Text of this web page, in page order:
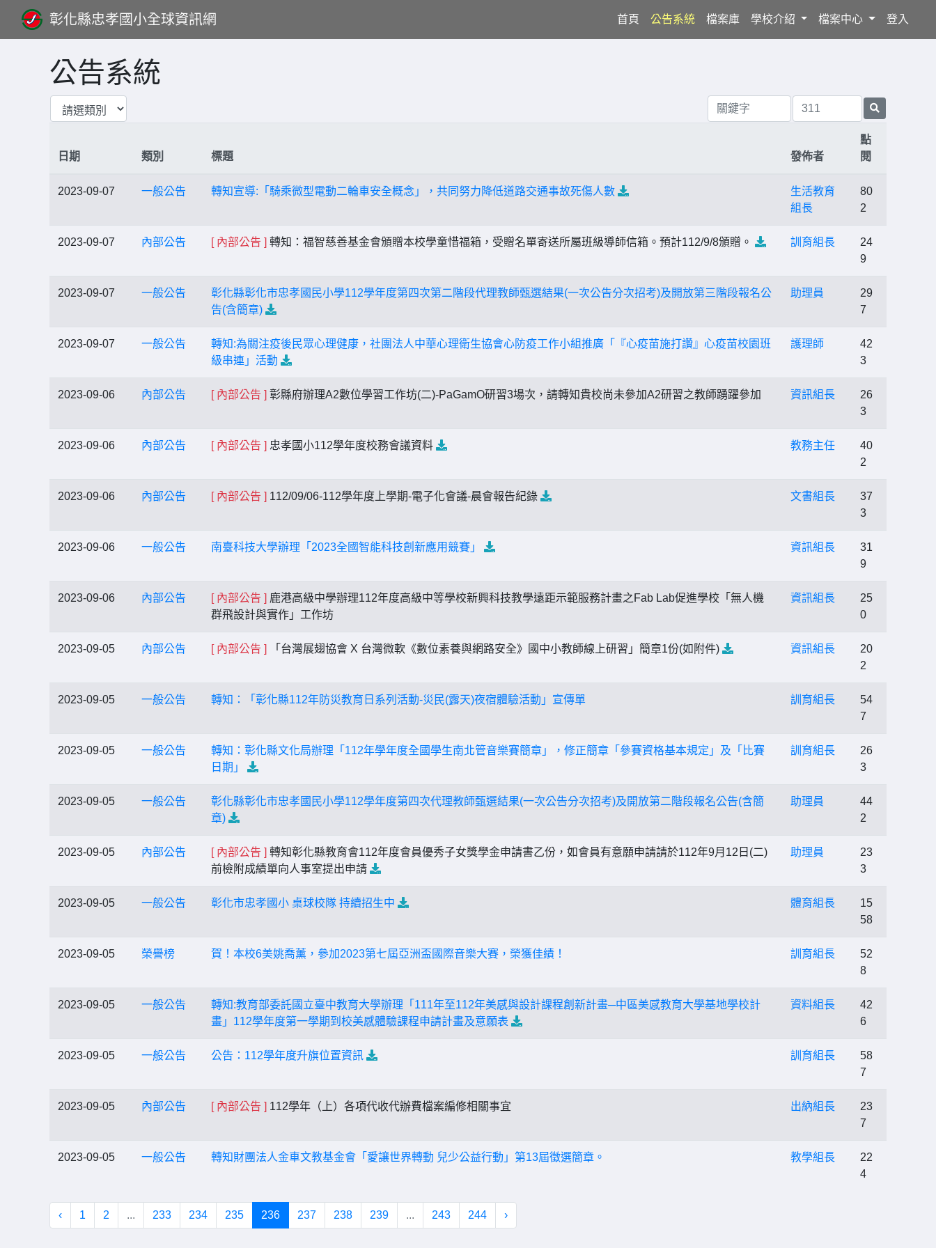
彰化縣忠孝國小全球資訊網 首頁(current)
公告系統 檔案庫 學校介紹 檔案中心 登入
公告系統
日期 類別 標題 發佈者
點
閱
2023-09-07 一般公告 轉知宣導:「騎乘微型電動二輪車安全概念」，共同努力降低道路交通事故死傷人數
生活教育
組長
80
2
2023-09-07 內部公告 [ 內部公告 ] 轉知：福智慈善基金會頒贈本校學童惜福箱，受贈名單寄送所屬班級導師信箱。預計112/9/8頒贈。 訓育組長
24
9
2023-09-07 一般公告
彰化縣彰化市忠孝國民小學112學年度第四次第二階段代理教師甄選結果(一次公告分次招考)及開放第三階段報名公
告(含簡章)
助理員
29
7
2023-09-07 一般公告
轉知:為關注疫後民眾心理健康，社團法人中華心理衛生協會心防疫工作小組推廣「『心疫苗施打讚』心疫苗校園班
級串連」活動
護理師
42
3
2023-09-06 內部公告 [ 內部公告 ] 彰縣府辦理A2數位學習工作坊(二)-PaGamO研習3場次，請轉知貴校尚未參加A2研習之教師踴躍參加 資訊組長
26
3
2023-09-06 內部公告 [ 內部公告 ] 忠孝國小112學年度校務會議資料 教務主任
40
2
2023-09-06 內部公告 [ 內部公告 ] 112/09/06-112學年度上學期-電子化會議-晨會報告紀錄 文書組長
37
3
2023-09-06 一般公告 南臺科技大學辦理「2023全國智能科技創新應用競賽」 資訊組長
31
9
2023-09-06 內部公告 [ 內部公告 ] 鹿港高級中學辦理112年度高級中等學校新興科技教學遠距示範服務計畫之Fab Lab促進學校「無人機
群飛設計與實作」工作坊
資訊組長
25
0
2023-09-05 內部公告 [ 內部公告 ] 「台灣展翅協會 X 台灣微軟《數位素養與網路安全》國中小教師線上研習」簡章1份(如附件) 資訊組長
20
2
2023-09-05 一般公告 轉知：「彰化縣112年防災教育日系列活動-災民(露天)夜宿體驗活動」宣傳單 訓育組長
54
7
2023-09-05 一般公告
轉知：彰化縣文化局辦理「112年學年度全國學生南北管音樂賽簡章」，修正簡章「參賽資格基本規定」及「比賽
日期」
訓育組長
26
3
2023-09-05 一般公告
彰化縣彰化市忠孝國民小學112學年度第四次代理教師甄選結果(一次公告分次招考)及開放第二階段報名公告(含簡
章)
助理員
44
2
2023-09-05 內部公告 [ 內部公告 ] 轉知彰化縣教育會112年度會員優秀子女獎學金申請書乙份，如會員有意願申請請於112年9月12日(二)
前檢附成績單向人事室提出申請
助理員
23
3
2023-09-05 一般公告 彰化市忠孝國小 桌球校隊 持續招生中 體育組長
15
58
2023-09-05 榮譽榜 賀！本校6美姚喬薰，參加2023第七屆亞洲盃國際音樂大賽，榮獲佳績！ 訓育組長
52
8
2023-09-05 一般公告
轉知:教育部委託國立臺中教育大學辦理「111年至112年美感與設計課程創新計畫─中區美感教育大學基地學校計
畫」112學年度第一學期到校美感體驗課程申請計畫及意願表
資料組長
42
6
2023-09-05 一般公告 公告：112學年度升旗位置資訊 訓育組長
58
7
2023-09-05 內部公告 [ 內部公告 ] 112學年（上）各項代收代辦費檔案編修相關事宜 出納組長
23
7
2023-09-05 一般公告 轉知財團法人金車文教基金會「愛讓世界轉動 兒少公益行動」第13屆徵選簡章。 教學組長
22
4
‹ 1 2 ... 233 234 235 236 237 238 239 ... 243 244 ›